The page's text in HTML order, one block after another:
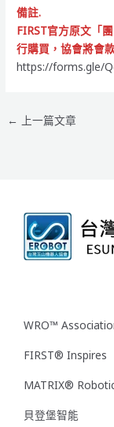
備註.
FIRST官方原文「
行購買，協會將會
https://forms.gle/
← 上一篇文章
WRO™
FIRST® Inspires
MATRIX®
貝登堡智能